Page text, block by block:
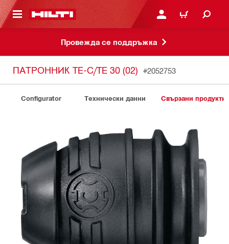
СЪДЪРЖАНИЕ ВЛЕЗ ИЛИ СЕ
КОЛИЧКА
Провежда се поддръжка
ПАТРОННИК TE-C/TE 30 (02) #2052753
Configurator Технически данни Свързани продукти